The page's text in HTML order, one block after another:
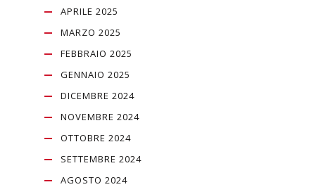
APRILE 2025
MARZO 2025
FEBBRAIO 2025
GENNAIO 2025
DICEMBRE 2024
NOVEMBRE 2024
OTTOBRE 2024
SETTEMBRE 2024
AGOSTO 2024